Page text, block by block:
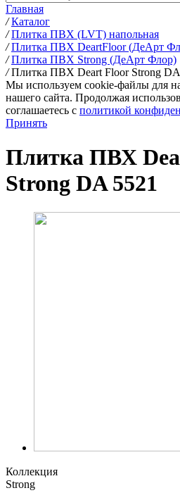
Главная
/ Каталог
/ Плитка ПВХ (LVT) напольная
/ Плитка ПВХ DeartFloor (ДеАрт
/ Плитка ПВХ Strong (ДеАрт Флор)
/ Плитка ПВХ Deart Floor Strong DA
Мы используем cookie-файлы для
нашего сайта. Продолжая
соглашаетесь c политикой
Принять
Плитка ПВХ
Strong DA 5521
Коллекция
Strong